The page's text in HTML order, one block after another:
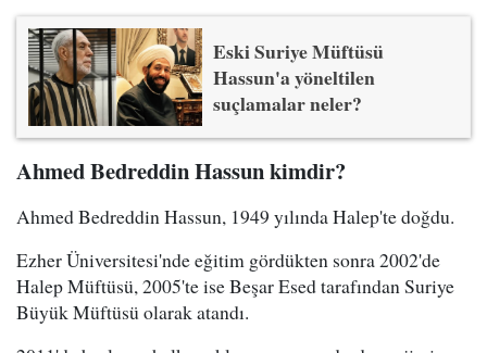
Eski Suriye Müftüsü
Hassun'a yöneltilen
suçlamalar neler?
Ahmed Bedreddin Hassun kimdir?
Ahmed Bedreddin Hassun, 1949 yılında Halep'te doğdu.
Ezher Üniversitesi'nde eğitim gördükten sonra 2002'de
Halep Müftüsü, 2005'te ise Beşar Esed tarafından Suriye
Büyük Müftüsü olarak atandı.